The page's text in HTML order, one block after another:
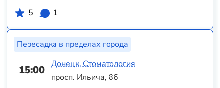
5
1
Пересадка в пределах города
15:00
Донецк, Стоматология
просп. Ильича, 86